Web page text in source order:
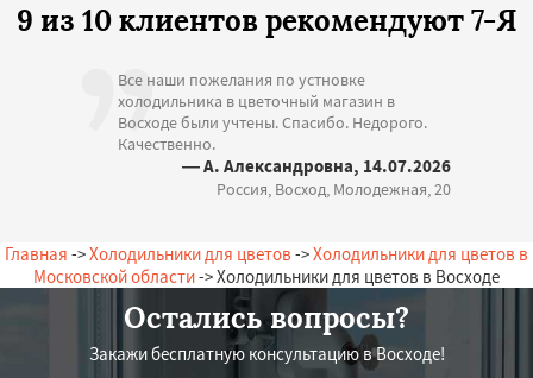
9 из 10 клиентов рекомендуют 7-Я
Все наши пожелания по устновке
холодильника в цветочный магазин в
Восходе были учтены. Спасибо. Недорого.
Качественно.
— А. Александровна, 14.07.2026
Россия, Восход, Молодежная, 20
Главная ->Холодильники для цветов ->Холодильники для цветов в
Московской области-> Холодильники для цветов в Восходе
Остались вопросы?
Закажи бесплатную консультацию в Восходе!